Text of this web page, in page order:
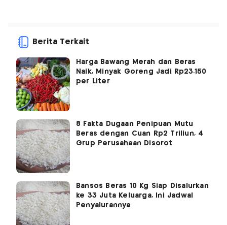
Berita Terkait
Harga Bawang Merah dan Beras
Naik, Minyak Goreng Jadi Rp23.150
per Liter
8 Fakta Dugaan Penipuan Mutu
Beras dengan Cuan Rp2 Triliun, 4
Grup Perusahaan Disorot
Bansos Beras 10 Kg Siap Disalurkan
ke 33 Juta Keluarga, Ini Jadwal
Penyalurannya